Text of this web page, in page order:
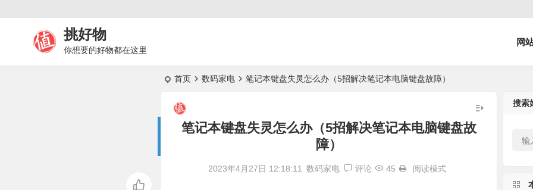
挑好物
你想要的好物都在这里
网
首页 数码家电 笔记本键盘失灵怎么办（5招解决笔记本电脑键盘故障）
笔记本键盘失灵怎么办（5招解决笔记本电脑键盘故
障）
2023年4月27日 12:18:11 数码家电 评论 45 阅读模式
搜索